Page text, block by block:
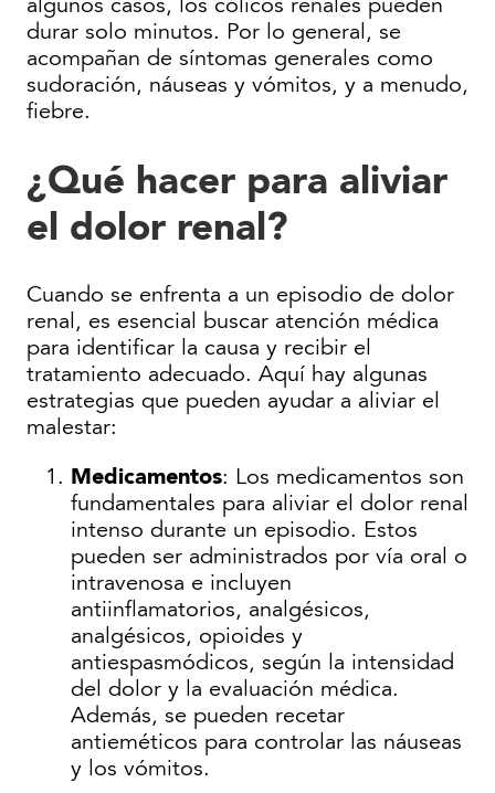
durar solo minutos. Por lo general, se
acompañan de síntomas generales como
sudoración, náuseas y vómitos, y a menudo,
fiebre.
¿Qué hacer para aliviar
el dolor renal?
Cuando se enfrenta a un episodio de dolor
renal, es esencial buscar atención médica
para identificar la causa y recibir el
tratamiento adecuado. Aquí hay algunas
estrategias que pueden ayudar a aliviar el
malestar:
Medicamentos: Los medicamentos son
fundamentales para aliviar el dolor renal
intenso durante un episodio. Estos
pueden ser administrados por vía oral o
intravenosa e incluyen
antiinflamatorios, analgésicos,
analgésicos, opioides y
antiespasmódicos, según la intensidad
del dolor y la evaluación médica.
Además, se pueden recetar
antieméticos para controlar las náuseas
y los vómitos.